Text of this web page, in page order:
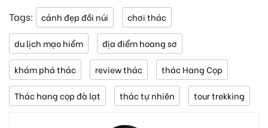
Tags: cảnh đẹp đồi núi chơi thác
du lịch mạo hiểm địa điểm hoang sơ
khám phá thác review thác thác Hang Cọp
Thác hang cọp đà lạt thác tự nhiên tour trekking